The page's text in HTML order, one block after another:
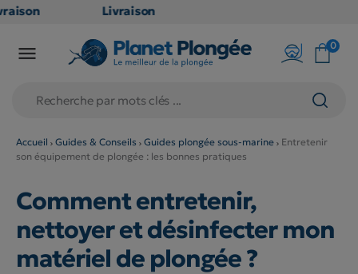
Livraison
en point
79€
(hors
produits
volumineux
éligibles)
 0
Accueil Guides & Conseils Guides plongée sous-marine
Entretenir
son équipement de plongée : les bonnes pratiques
Comment entretenir,
nettoyer et désinfecter mon
matériel de plongée ?